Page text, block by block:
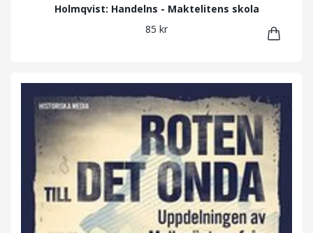
Holmqvist: Handelns - Maktelitens skola
85 kr